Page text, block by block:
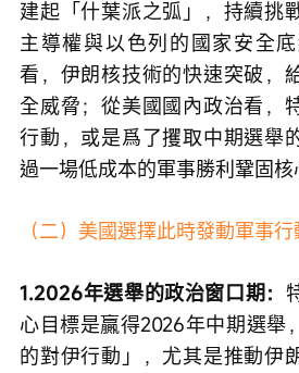
建起「什葉派之弧」，持續挑
主導權與以色列的國家安全
看，伊朗核技術的快速突破，
全威脅；從美國國內政治看，
行動，或是爲了攫取中期選舉
過一場低成本的軍事勝利鞏固核
（二）美國選擇此時發動軍事
1.2026年選舉的政治窗口期：
心目標是贏得2026年中期選舉
的對伊行動」，尤其是推動伊